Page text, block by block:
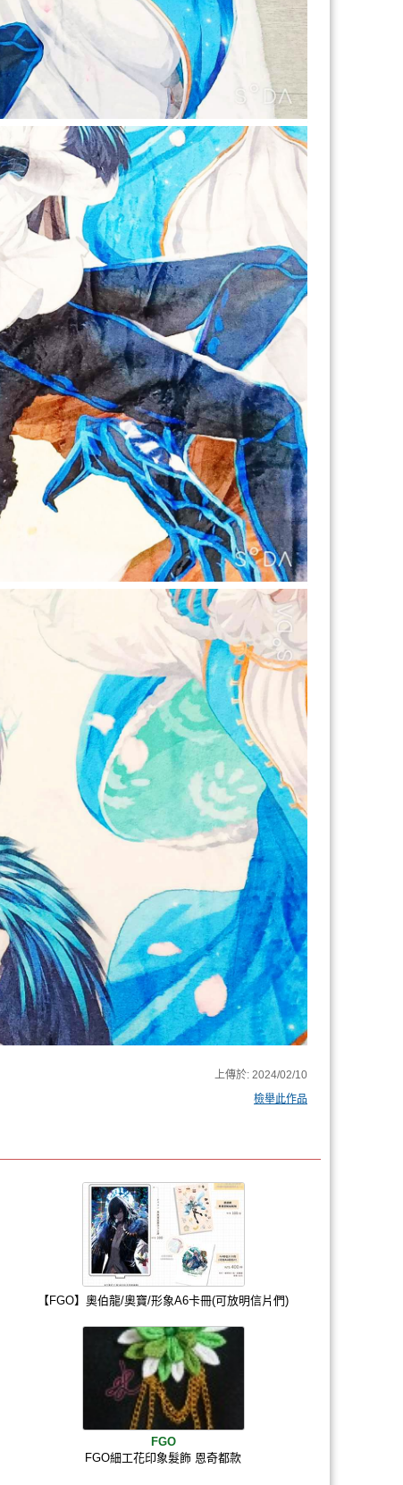
上傳於: 2024/02/10
檢舉此作品
【FGO】奧伯龍/奧寶/形象A6卡冊(可放明信片們)
FGO
FGO細工花印象髮飾 恩奇都款